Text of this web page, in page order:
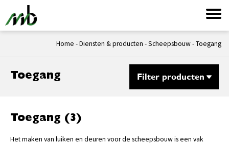
Home -Diensten & producten -Scheepsbouw-Toegang
Toegang Filter producten
Toegang (3)
Het maken van luiken en deuren voor de scheepsbouw is een vak